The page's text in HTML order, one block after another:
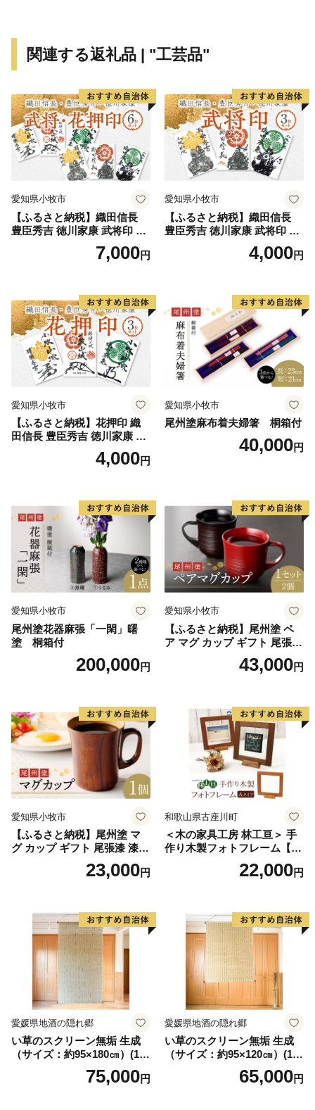
関連する返礼品 | "工芸品"
愛知県小牧市
【ふるさと納税】織田信長
豊臣秀吉 徳川家康 武将印 花
押印 6枚 セット イラスト 戦
国 武将 小牧山城 墨絵 龍画師
グッズ 愛知県 小牧市 お取り
寄せ 送料無料
7,000円
愛知県小牧市
【ふるさと納税】織田信長
豊臣秀吉 徳川家康 武将印 3
枚 セット イラスト 戦国 武将
小牧山城 墨絵 龍画師 書道ア
愛知県 小牧市 お取り寄せ 送
料無料
4,000円
愛知県小牧市
【ふるさと納税】花押印 織
田信長 豊臣秀吉 徳川家康 3
枚 セット 戦国 武将 小牧山城
墨絵 龍画師 書道アーティス
牧市 お取り寄せ 送料無料
4,000円
愛知県小牧市
尾州塗麻布着夫婦箸 桐箱付
40,000円
愛知県小牧市
尾州塗花器麻張「一閑」曙
塗 桐箱付
200,000円
愛知県小牧市
【ふるさと納税】尾州塗 ペ
ア マグ カップ ギフト 尾張漆
漆 漆器 漆器工芸 工芸品 芸術
性 実用性 抗菌性 美味しく安
抗ウイルス効果 お取り寄せ
愛知県 小牧市 送料無料
43,000円
愛知県小牧市
【ふるさと納税】尾州塗 マ
グ カップ ギフト 尾張漆 漆
漆器 漆器工芸 工芸品 芸術性
実用性 抗菌性 美味しく安全
ウイルス効果 お取り寄せ 愛
知県 小牧市 送料無料
23,000円
和歌山県古座川町
＜木の家具工房 林工亘＞ 手
作り木製フォトフレーム【A
22,000円
愛媛県地酒の隠れ郷
い草のスクリーン無垢 生成
（サイズ：約95×180㎝）(14
75,000円
愛媛県地酒の隠れ郷
い草のスクリーン無垢 生成
（サイズ：約95×120㎝）(14
65,000円